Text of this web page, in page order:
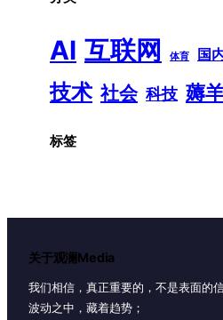
AI 互联网 体育 国
技术 社会 科技 薅
标签
关于观澜Media
我们相信，真正重要的，不是表面的
波动之中，藏着趋势；